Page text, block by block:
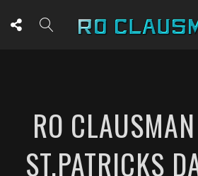
RO
ST.PATRICKS